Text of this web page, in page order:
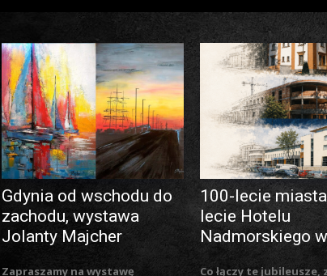
Gdynia od wschodu do
zachodu, wystawa
Jolanty Majcher
Zapraszamy na wystawę
100-lecie
lecie Hotelu
Nadmorskiego
Co łączy te jubileusze,